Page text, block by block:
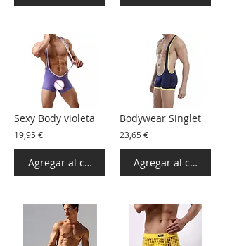
Sexy Body violeta
19,95 €
Agregar al carrito
Bodywear Singlet
23,65 €
Agregar al carrito